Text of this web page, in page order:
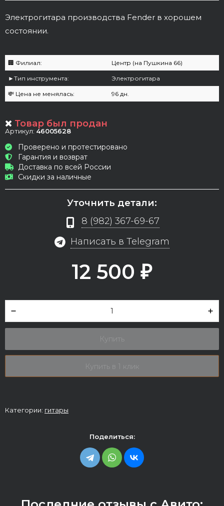
Электрогитара производства Fender в хорошем
состоянии.
🏢 Филиал: Центр (на Пушкина 66)
►Тип инструмента: Электрогитара
💸 Цена не менялась: 96 дн.
Товар был продан
Артикул: 46005628
Проверено и протестировано
Гарантия и возврат
Доставка по всей России
Скидки за наличные
Уточнить детали:
8 (982) 367-69-67
Написать в Telegram
12 500 ₽
Купить
Купить в 1 клик
Категории: гитары
Поделиться: